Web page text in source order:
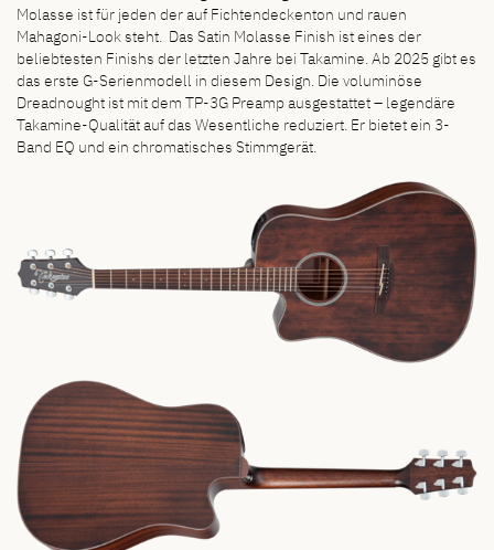
Molasse ist für jeden der auf Fichtendeckenton und rauen
Mahagoni-Look steht. Das Satin Molasse Finish ist eines der
beliebtesten Finishs der letzten Jahre bei Takamine. Ab 2025 gibt es
das erste G-Serienmodell in diesem Design. Die voluminöse
Dreadnought ist mit dem TP-3G Preamp ausgestattet – legendäre
Takamine-Qualität auf das Wesentliche reduziert. Er bietet ein 3-
Band EQ und ein chromatisches Stimmgerät.